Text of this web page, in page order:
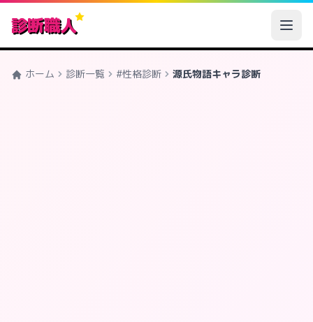
診断職人
ホーム 診断一覧 #性格診断 源氏物語キャラ診断